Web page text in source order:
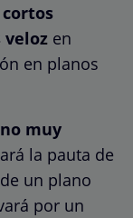
en
en planos
muy
la pauta de
un plano
por un